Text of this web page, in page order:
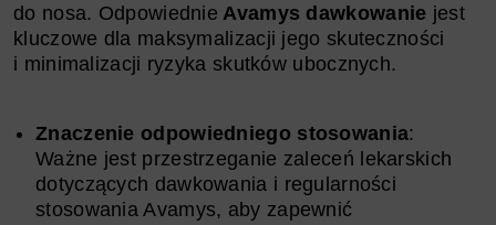
do nosa. Odpowiednie Avamys dawkowanie jest
kluczowe dla maksymalizacji jego skuteczności
i minimalizacji ryzyka skutków ubocznych.
Znaczenie odpowiedniego stosowania:
Ważne jest przestrzeganie zaleceń lekarskich
dotyczących dawkowania i regularności
stosowania Avamys, aby zapewnić